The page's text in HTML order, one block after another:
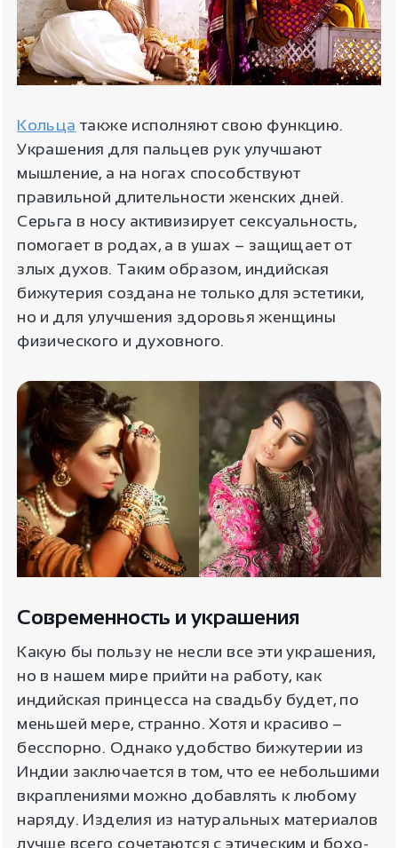
Кольца также исполняют свою функцию.
Украшения для пальцев рук улучшают
мышление, а на ногах способствуют
правильной длительности женских дней.
Серьга в носу активизирует сексуальность,
помогает в родах, а в ушах – защищает от
злых духов. Таким образом, индийская
бижутерия создана не только для эстетики,
но и для улучшения здоровья женщины
физического и духовного.
Современность и украшения
Какую бы пользу не несли все эти украшения,
но в нашем мире прийти на работу, как
индийская принцесса на свадьбу будет, по
меньшей мере, странно. Хотя и красиво –
бесспорно. Однако удобство бижутерии из
Индии заключается в том, что ее небольшими
вкраплениями можно добавлять к любому
наряду. Изделия из натуральных материалов
лучше всего сочетаются с этическим и бохо-